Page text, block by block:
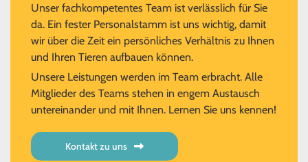
Unser fachkompetentes Team ist verlässlich für Sie
da. Ein fester Personalstamm ist uns wichtig, damit
wir über die Zeit ein persönliches Verhältnis zu Ihnen
und Ihren Tieren aufbauen können.
Unsere Leistungen werden im Team erbracht. Alle
Mitglieder des Teams stehen in engem Austausch
untereinander und mit Ihnen. Lernen Sie uns kennen!
Kontakt zu uns